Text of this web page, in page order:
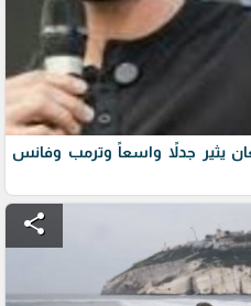
يثير جدلاً واسعاً وترمب وفانس
share